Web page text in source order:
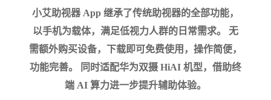
小艾助视器 App 继承了传统助视器的全部功能，
以手机为载体，满足低视力人群的日常需求。 无
需额外购买设备，下载即可免费使用，操作简便，
功能完善。 同时适配华为双摄 HiAI 机型，借助终
端 AI 算力进一步提升辅助体验。